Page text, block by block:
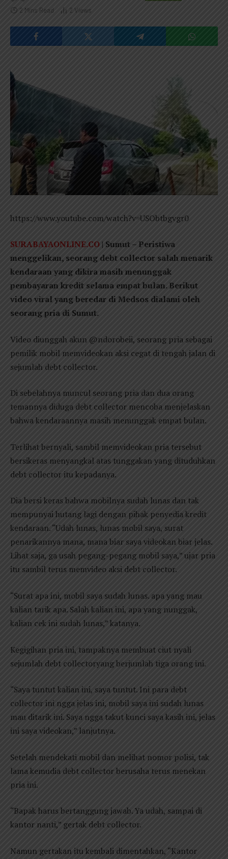
2 Mins Read 2 Views
https://www.youtube.com/watch?v=USObtbgvgr0
SURABAYAONLINE.CO | Sumut – Peristiwa
menggelikan, seorang debt collector salah menarik
kendaraan yang dikira masih menunggak
pembayaran kredit selama empat bulan.Berikut
video viral yang beredar di Medsos dialami oleh
seorang pria di Sumut.
Video diunggah akun @ndorobeii, seorang pria sebagai
pemilik mobil memvideokan aksi cegat di tengah jalan di
sejumlah debt collector.
Di sebelahnya muncul seorang pria dan dua orang
temannya diduga debt collector mencoba menjelaskan
bahwa kendaraannya masih menunggak empat bulan.
Terlihat bernyali, sambil memvideokan pria tersebut
bersikeras menyangkal atas tunggakan yang dituduhkan
debt collector itu kepadanya.
Dia bersi keras bahwa mobilnya sudah lunas dan tak
mempunyai hutang lagi dengan pihak penyedia kredit
kendaraan. “Udah lunas, lunas mobil saya, surat
penarikannya mana, mana biar saya videokan biar jelas.
Lihat saja, ga usah pegang-pegang mobil saya,” ujar pria
itu sambil terus memvideo aksi debt collector.
“Surat apa ini, mobil saya sudah lunas. apa yang mau
kalian tarik apa. Salah kalian ini, apa yang nunggak,
kalian cek ini sudah lunas,” katanya.
Kegigihan pria ini, tampaknya membuat ciut nyali
sejumlah debt collectoryang berjumlah tiga orang ini.
“Saya tuntut kalian ini, saya tuntut. Ini para debt
collector ini ngga jelas ini, mobil saya ini sudah lunas
mau ditarik ini. Saya ngga takut kunci saya kasih ini, jelas
ini saya videokan,” lanjutnya.
Setelah mendekati mobil dan melihat nomor polisi, tak
lama kemudia debt collector berusaha terus menekan
pria ini.
“Bapak harus bertanggung jawab. Ya udah, sampai di
kantor nanti,” gertak debt collector.
Namun gertakan itu kembali dimentahkan, “Kantor